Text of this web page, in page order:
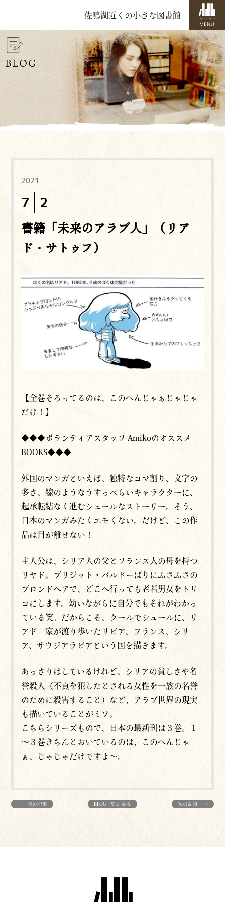
佐鳴湖近くの小さな図書館
BLOG
2021
7 2
書籍「未来のアラブ人」（リア
ド・サトゥフ）
【全巻そろってるのは、このへんじゃぁじゃじゃ
だけ！】
◆◆◆ボランティアスタッフ Amikoのオススメ
BOOKS◆◆◆
外国のマンガといえば、独特なコマ割り、文字の
多さ、線のようなうすっぺらいキャラクターに、
起承転結なく進むシュールなストーリー。そう、
日本のマンガみたくエモくない。だけど、この作
品は目が離せない！
主人公は、シリア人の父とフランス人の母を持つ
リヤド。ブリジット・バルドーばりにふさふさの
ブロンドヘアで、どこへ行っても老若男女をトリ
コにします。幼いながらに自分でもそれがわかっ
ている笑。だからこそ、クールでシュールに、リ
アド一家が渡り歩いたリビア、フランス、シリ
ア、サウジアラビアという国を描きます。
あっさりはしているけれど、シリアの貧しさや名
誉殺人（不貞を犯したとされる女性を一族の名誉
のために殺害すること）など、アラブ世界の現実
も描いていることがミソ。
こちらシリーズもので、日本の最新刊は３巻。１
～３巻きちんとおいているのは、このへんじゃ
ぁ、じゃじゃだけですよ～。
← 前の記事 BLOG一覧に戻る 次の記事 →